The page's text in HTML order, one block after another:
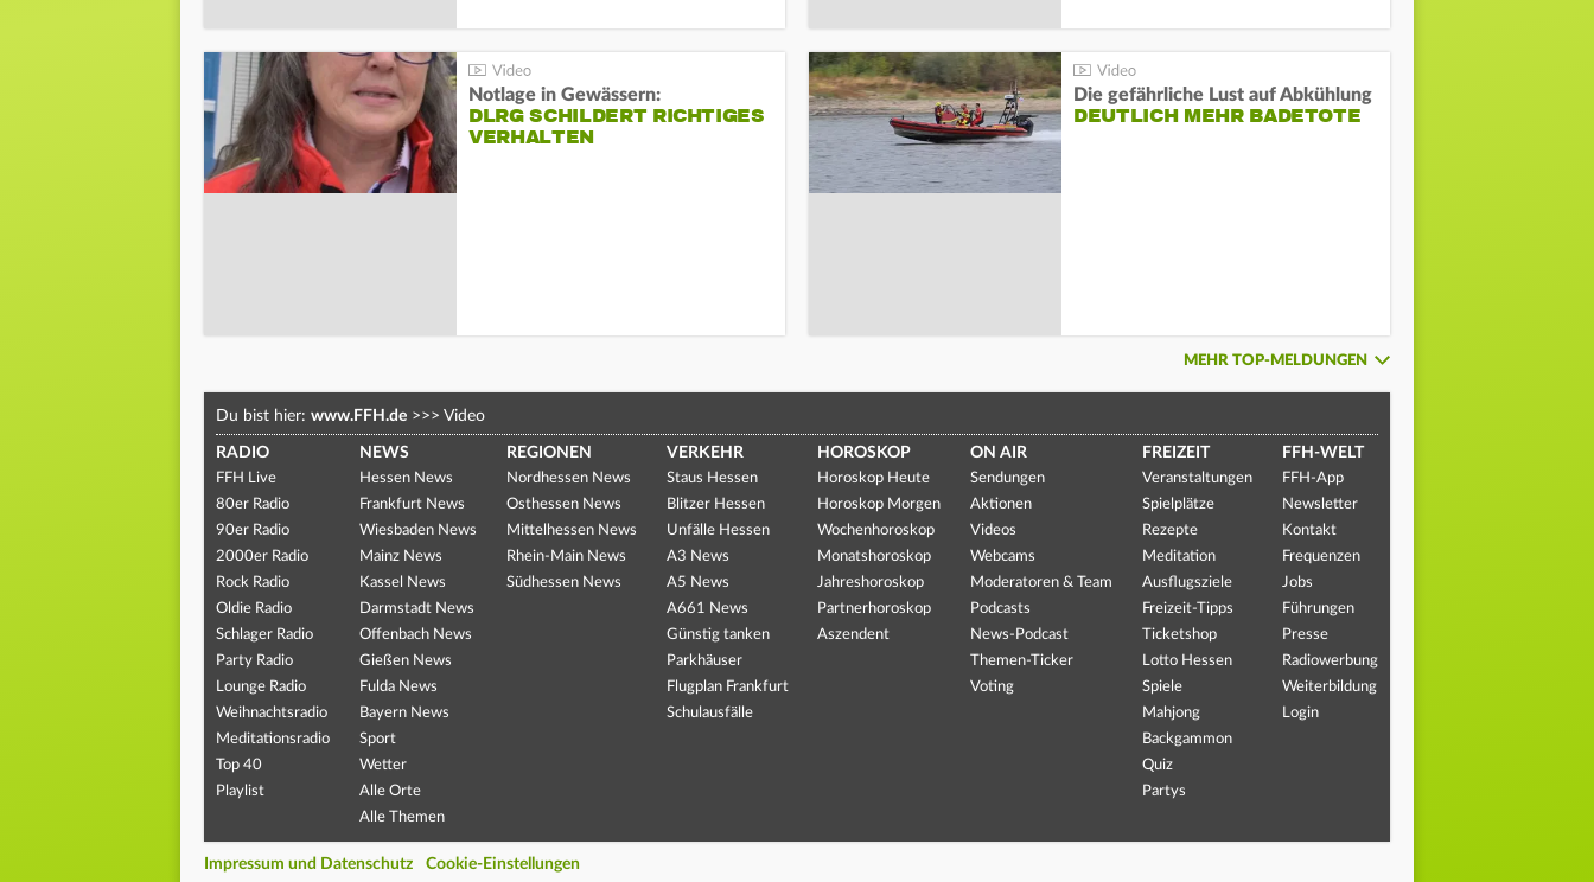
Notlage in Gewässern:
DLRG SCHILDERT RICHTIGES
VERHALTEN
Die gefährliche Lust auf Abkühlung
DEUTLICH MEHR BADETOTE
MEHR TOP-MELDUNGEN
Du bist hier: www.FFH.de >>> Video
RADIO
FFH Live
80er Radio
90er Radio
2000er Radio
Rock Radio
Oldie Radio
Schlager Radio
Party Radio
Lounge Radio
Weihnachtsradio
Meditationsradio
Top 40
Playlist
NEWS
Hessen News
Frankfurt News
Wiesbaden News
Mainz News
Kassel News
Darmstadt News
Offenbach News
Gießen News
Fulda News
Bayern News
Sport
Wetter
Alle Orte
Alle Themen
REGIONEN
Nordhessen News
Osthessen News
Mittelhessen News
Rhein-Main News
Südhessen News
VERKEHR
Staus Hessen
Blitzer Hessen
Unfälle Hessen
A3 News
A5 News
A661 News
Günstig tanken
Parkhäuser
Flugplan Frankfurt
Schulausfälle
HOROSKOP
Horoskop Heute
Horoskop Morgen
Wochenhoroskop
Monatshoroskop
Jahreshoroskop
Partnerhoroskop
Aszendent
ON AIR
Sendungen
Aktionen
Videos
Webcams
Moderatoren & Team
Podcasts
News-Podcast
Themen-Ticker
Voting
FREIZEIT
Veranstaltungen
Spielplätze
Rezepte
Meditation
Ausflugsziele
Freizeit-Tipps
Ticketshop
Lotto Hessen
Spiele
Mahjong
Backgammon
Quiz
Partys
FFH-WELT
FFH-App
Newsletter
Kontakt
Frequenzen
Jobs
Führungen
Presse
Radiowerbung
Weiterbildung
Login
Impressum und Datenschutz Cookie-Einstellungen